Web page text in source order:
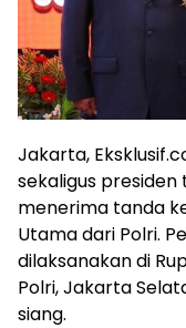
Jakarta,
sekaligus
menerima tanda
Utama dari Polri.
dilaksanakan di
Polri, Jakarta
siang.